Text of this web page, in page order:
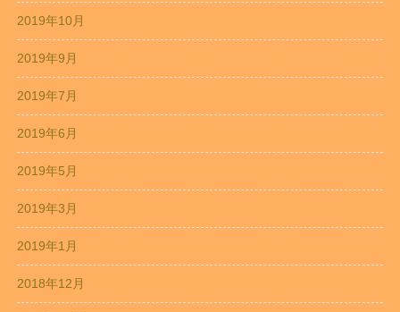
2019年10月
2019年9月
2019年7月
2019年6月
2019年5月
2019年3月
2019年1月
2018年12月